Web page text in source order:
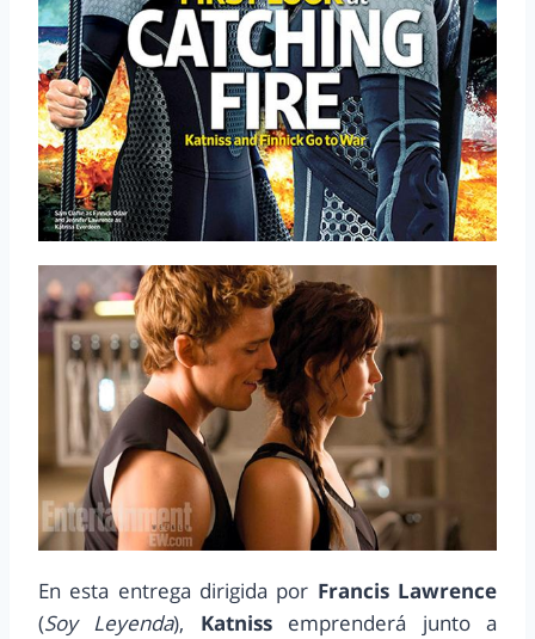
En esta entrega dirigida por Francis Lawrence
(Soy Leyenda), Katnissemprenderá junto a